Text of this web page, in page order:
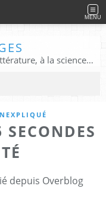
MENU
Un espace dédié à la musique, à la littérature, à la science, à la conscience, et au-delà
depuis Overblog